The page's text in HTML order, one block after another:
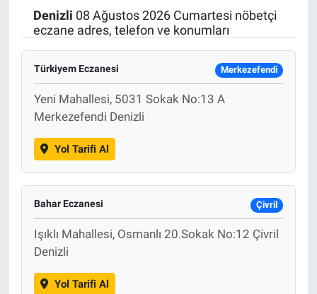
Denizli 08 Ağustos 2026 Cumartesi nöbetçi
eczane adres, telefon ve konumları
Türkiyem Eczanesi Merkezefendi
Yeni Mahallesi, 5031 Sokak No:13 A
Merkezefendi Denizli
Yol Tarifi Al
Bahar Eczanesi Çivril
Işıklı Mahallesi, Osmanlı 20.Sokak No:12 Çivril
Denizli
Yol Tarifi Al
Politika
Bilecik
Kütahya
Genel
Çevre
Yerel
Magazin